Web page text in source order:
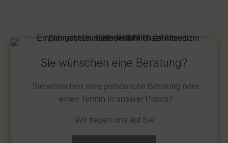
Sie wünschen eine Beratung?
Sie wünschen eine persönliche Beratung oder
einen Termin in unserer Praxis?
Wir freuen uns auf Sie.